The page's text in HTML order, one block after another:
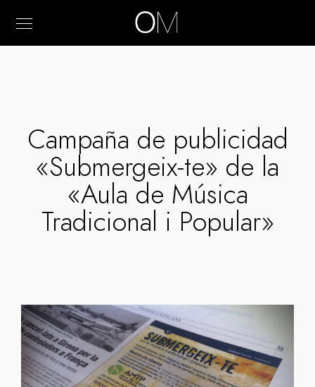
Campaña de publicidad
«Submergeix-te» de la
«Aula de Música
Tradicional i Popular»